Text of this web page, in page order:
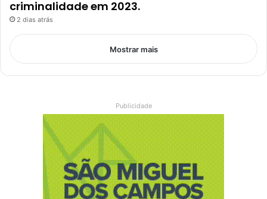
criminalidade em 2023.
2 dias atrás
Mostrar mais
Publicidade